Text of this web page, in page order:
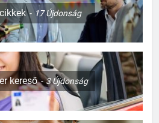
17Újdonság
kereső 3Újdonság